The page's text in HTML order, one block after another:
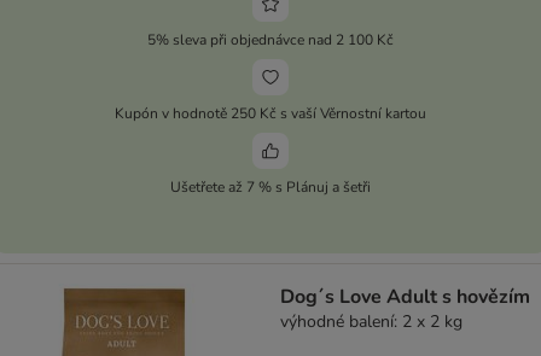
5% sleva při objednávce nad 2 100 Kč
Kupón v hodnotě 250 Kč s vaší Věrnostní kartou
Ušetřete až 7 % s Plánuj a šetři
Dog´s Love Adult s hovězím
výhodné balení: 2 x 2 kg